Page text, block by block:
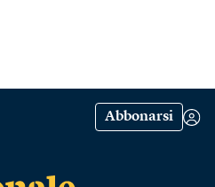
Abbonarsi